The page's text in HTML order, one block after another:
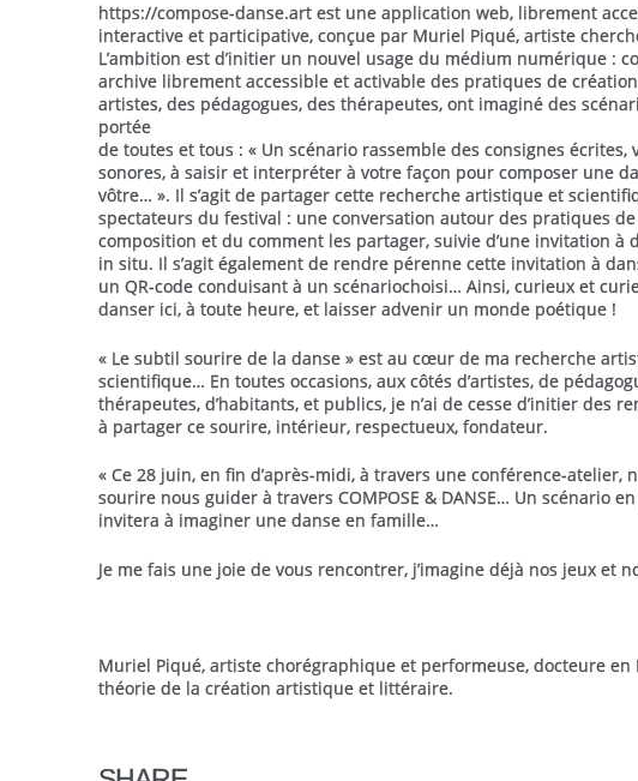
https://compose-danse.art est une application web, librement
interactive et participative, conçue par Muriel Piqué, artiste
L’ambition est d’initier un nouvel usage du médium numérique :
archive librement accessible et activable des pratiques de
artistes, des pédagogues, des thérapeutes, ont imaginé des
portée
de toutes et tous : « Un scénario rassemble des consignes écrites,
sonores, à saisir et interpréter à votre façon pour composer une
vôtre… ». Il s’agit de partager cette recherche artistique et
spectateurs du festival : une conversation autour des pratiques
composition et du comment les partager, suivie d’une invitation à
in situ. Il s’agit également de rendre pérenne cette invitation à
un QR-code conduisant à un scénariochoisi… Ainsi, curieux et
danser ici, à toute heure, et laisser advenir un monde poétique !
« Le subtil sourire de la danse » est au cœur de ma recherche
scientifique… En toutes occasions, aux côtés d’artistes, de
thérapeutes, d’habitants, et publics, je n’ai de cesse d’initier des
à partager ce sourire, intérieur, respectueux, fondateur.
« Ce 28 juin, en fin d’après-midi, à travers une conférence-atelier,
sourire nous guider à travers COMPOSE & DANSE… Un scénario
invitera à imaginer une danse en famille…
Je me fais une joie de vous rencontrer, j’imagine déjà nos jeux et
Muriel Piqué, artiste chorégraphique et performeuse, docteure en
théorie de la création artistique et littéraire.